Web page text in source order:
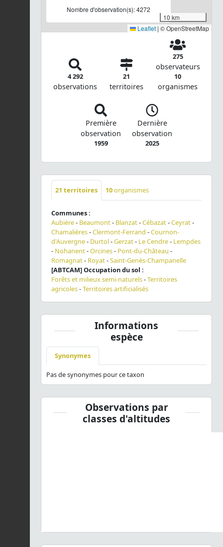
Nombre d'observation(s): 4272
10 km
Leaflet | © OpenStreetMap
4 292
observations
21
territoires
275
observateurs
10
organismes
Première
observation
1959
Dernière
observation
2025
21 territoires 10organismes
Communes :
Aubière- Beaumont- Blanzat-Cébazat-Ceyrat-
Chamalières-Clermont-Ferrand -Cournon-
d'Auvergne- Durtol-Gerzat- Le Cendre- Lempdes
- Nohanent-Orcines- Pont-du-Château -
Romagnat- Royat-Saint-Genès-Champanelle
[ABTCAM] Occupation du sol :
Forêts et milieux semi-naturels-Territoires
agricoles-Territoires artificialisés
Informations
espèce
Synonymes
Pas de synonymes pour ce taxon
Observations par
classes d'altitudes